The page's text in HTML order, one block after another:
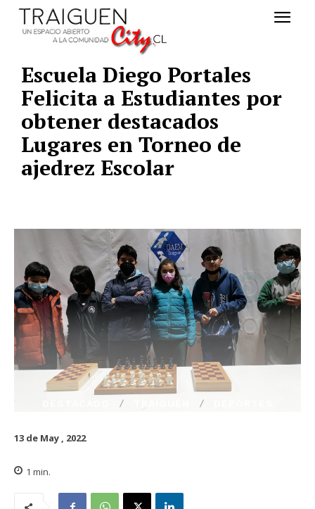
Escuela Diego Portales
Felicita a Estudiantes por
obtener destacados
Lugares en Torneo de
ajedrez Escolar
13 de May , 2022
1 min.